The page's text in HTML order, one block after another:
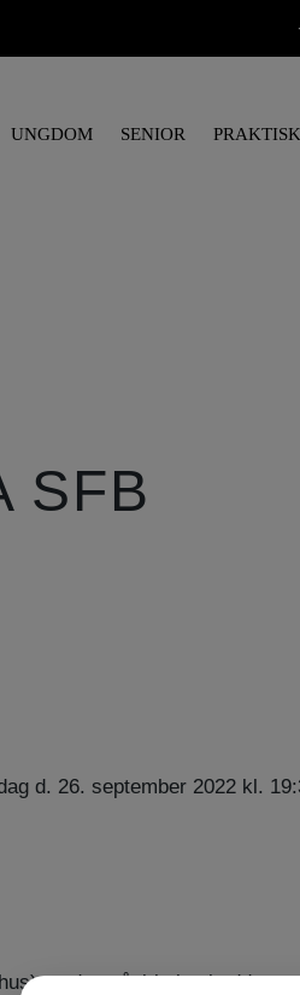
UNGDOM SENIOR
SFB
d. 26. september 2022 kl.
og den påvirkning buddene